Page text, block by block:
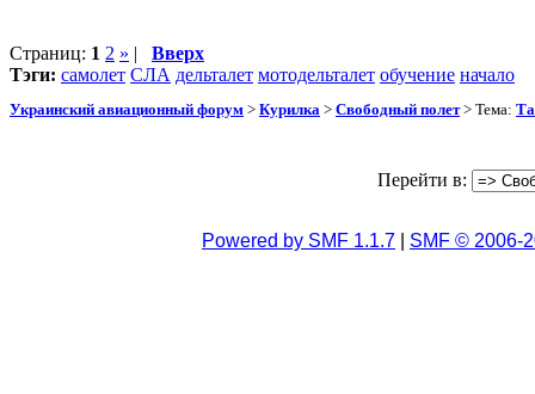
Страниц: 1 2 » | Вверх
Тэги: самолет СЛА дельталет мотодельталет обучение начало
Украинский авиационный форум > Курилка > Свободный полет> Тема:
Перейти в:
Powered by SMF 1.1.7 SMF © 2006-